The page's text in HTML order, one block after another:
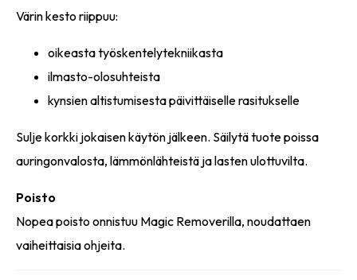
Värin kesto riippuu:
oikeasta työskentelytekniikasta
ilmasto-olosuhteista
kynsien altistumisesta päivittäiselle rasitukselle
Sulje korkki jokaisen käytön jälkeen. Säilytä tuote poissa
auringonvalosta, lämmönlähteistä ja lasten ulottuvilta.
Poisto
Nopea poisto onnistuu Magic Removerilla, noudattaen
vaiheittaisia ohjeita.